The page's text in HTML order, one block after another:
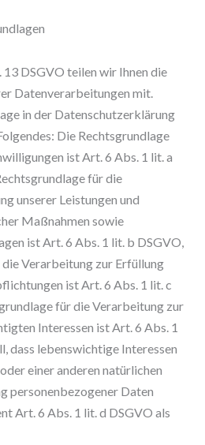
DSGVO teilen wir Ihnen die
Datenverarbeitungen mit.
in der Datenschutzerklärung
Die Rechtsgrundlage
ist Art. 6 Abs. 1 lit. a
für die
unserer Leistungen und
Maßnahmen sowie
ist Art. 6 Abs. 1 lit. b DSGVO,
Verarbeitung zur Erfüllung
ist Art. 6 Abs. 1 lit. c
für die Verarbeitung zur
Interessen ist Art. 6 Abs. 1
dass lebenswichtige Interessen
einer anderen natürlichen
personenbezogener Daten
Art. 6 Abs. 1 lit. d DSGVO als